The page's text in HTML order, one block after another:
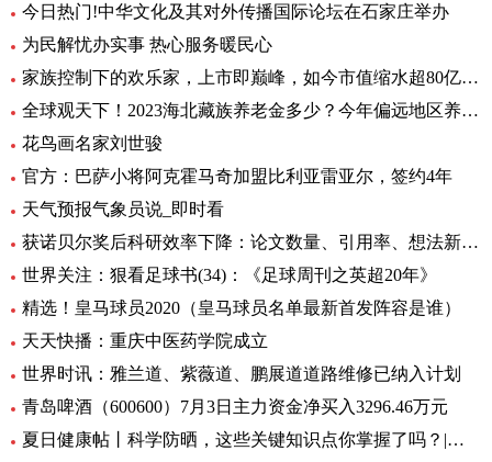
今日热门!中华文化及其对外传播国际论坛在石家庄举办
为民解忧办实事 热心服务暖民心
家族控制下的欢乐家，上市即巅峰，如今市值缩水超80亿元|世界今头条
全球观天下！2023海北藏族养老金多少？今年偏远地区养老金如何调整？
花鸟画名家刘世骏
官方：巴萨小将阿克霍马奇加盟比利亚雷亚尔，签约4年
天气预报气象员说_即时看
获诺贝尔奖后科研效率下降：论文数量、引用率、想法新颖程度都下降_世界实时
世界关注：狠看足球书(34)：《足球周刊之英超20年》
精选！皇马球员2020（皇马球员名单最新首发阵容是谁）
天天快播：重庆中医药学院成立
世界时讯：雅兰道、紫薇道、鹏展道道路维修已纳入计划
青岛啤酒（600600）7月3日主力资金净买入3296.46万元
夏日健康帖丨科学防晒，这些关键知识点你掌握了吗？|世界观察